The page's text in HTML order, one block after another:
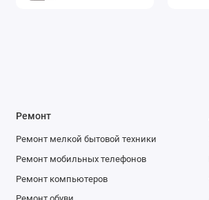
Ремонт
Ремонт мелкой бытовой техники
Ремонт мобильных телефонов
Ремонт компьютеров